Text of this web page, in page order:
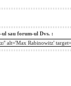
ul sau forum-ul Dvs. :